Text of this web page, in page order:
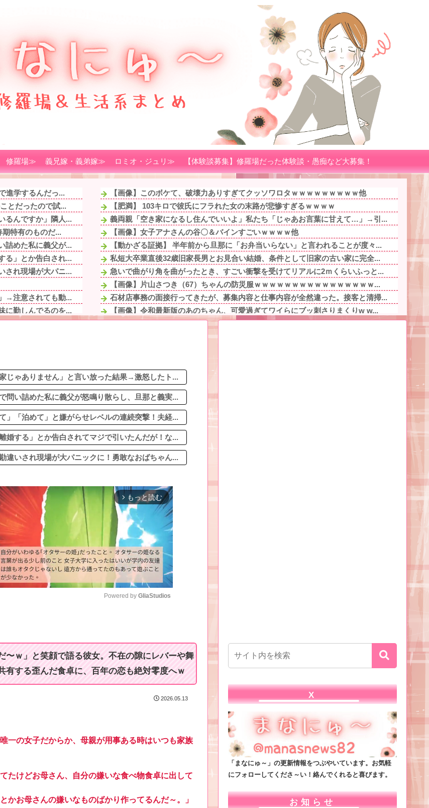
修羅場≫ 義兄嫁・義弟嫁≫ ロミオ・ジュリ≫ 【体験談募集】修羅場だった体験談・愚痴など大募集！
進学するんだっ...
とだったので試...
るんですか」隣人...
特有のものだ...
詰めた私に義父が...
る」とか告白され...
され現場が大パニ...
→注意されても動...
に勤しんでるのを...
キレられた。こ...
いて下さい。将...
2ｍくらいふっと...
木曜の昼だったら...
【画像】このボケて、破壊力ありすぎてクッソワロタｗｗｗｗｗｗｗｗｗ他
【肥満】 103キロで彼氏にフラれた女の末路が悲惨すぎるｗｗｗｗ
義両親「空き家になるし住んでいいよ」私たち「じゃあお言葉に甘えて…」→引...
【画像】女子アナさんの谷〇＆バインすごいｗｗｗｗ他
【動かざる証拠】 半年前から旦那に「お弁当いらない」と言われることが度々...
私短大卒業直後32歳旧家長男とお見合い結婚、条件として旧家の古い家に完全...
急いで曲がり角を曲がったとき、すごい衝撃を受けてリアルに2ｍくらいふっと...
【画像】片山さつき（67）ちゃんの防災服ｗｗｗｗｗｗｗｗｗｗｗｗｗｗｗｗ...
石材店事務の面接行ってきたが、募集内容と仕事内容が全然違った。接客と清掃...
【画像】令和最新版のあのちゃん、可愛過ぎてワイらにブッ刺さりまくりw w...
ジャグラーやってる奴ってヤバいの多すぎじゃね？？？他
休んだ翌日、先輩パートに申し送りあるかと確認したらいきなりキレられた。こ...
じゃありません」と言い放った結果→激怒したト...
問い詰めた私に義父が怒鳴り散らし、旦那と義実...
「泊めて」と嫌がらせレベルの連続突撃！夫経...
婚する」とか告白されてマジで引いたんだが！な...
違いされ現場が大パニックに！勇敢なおばちゃん...
arrow_forward_ios もっと読む
t
e
Powered by GliaStudios
〜ｗ」と笑顔で語る彼女。不在の隙にレバーや舞
する歪んだ食卓に、百年の恋も絶対零度へｗ
2026.05.13
一の女子だからか、母親が用事ある時はいつも家族
たけどお母さん、自分の嫌いな食べ物食卓に出して
かお母さんの嫌いなものばかり作ってるんだ～。」
X
「まなにゅ～」の更新情報をつぶやいています。お気軽
にフォローしてくださ～い！絡んでくれると喜びます。
お知らせ